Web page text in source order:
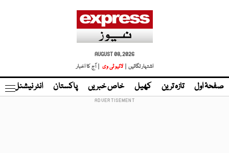
AUGUST 08, 2026
اشتہار لگائیں |
لائیو ٹی وی | آج کا اخبار
صفحۂ اول تازہ ترین کھیل خاص خبریں پاکستان انٹر نیشنل